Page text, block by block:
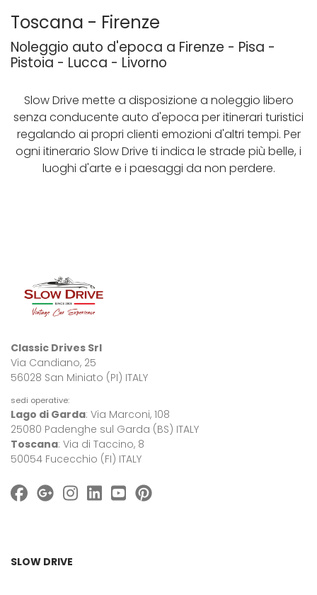
Toscana - Firenze
Noleggio auto d'epoca a Firenze - Pisa -
Pistoia - Lucca - Livorno
Slow Drive mette a disposizione a noleggio libero
senza conducente auto d'epoca per itinerari turistici
regalando ai propri clienti emozioni d'altri tempi. Per
ogni itinerario Slow Drive ti indica le strade più belle, i
luoghi d'arte e i paesaggi da non perdere.
Classic Drives Srl
Via Candiano, 25
56028 San Miniato (PI) ITALY
sedi operative:
Lago di Garda: Via Marconi, 108
25080 Padenghe sul Garda (BS) ITALY
Toscana: Via di Taccino, 8
50054 Fucecchio (FI) ITALY
SLOW DRIVE